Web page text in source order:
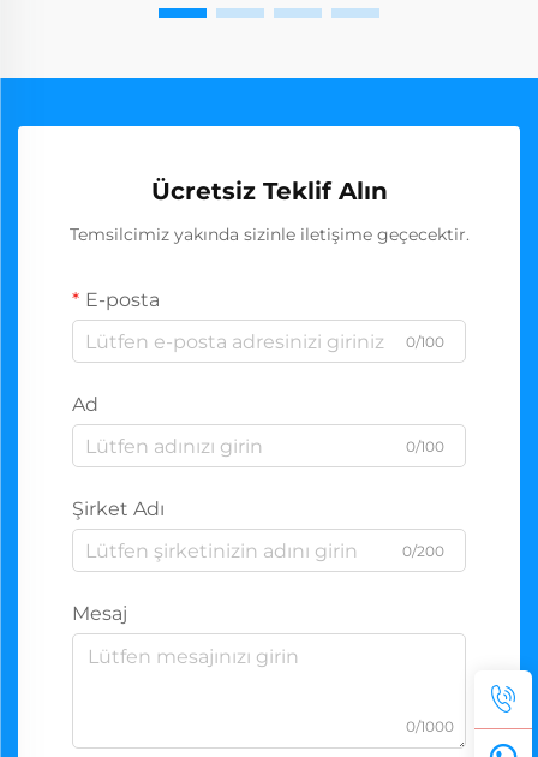
Ücretsiz Teklif Alın
Temsilcimiz yakında sizinle iletişime geçecektir.
E-posta
0/100
Ad
0/100
Şirket Adı
0/200
Mesaj
0/1000